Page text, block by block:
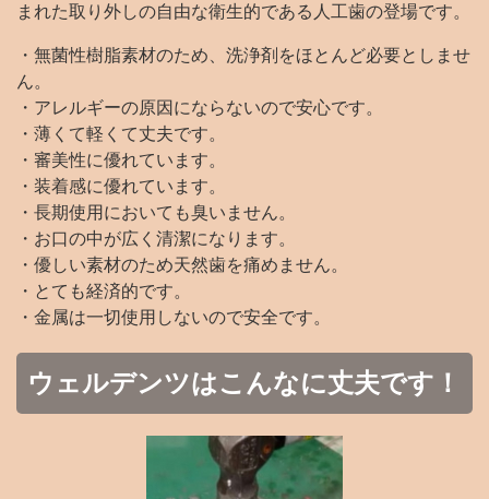
まれた取り外しの自由な衛生的である人工歯の登場です。
・無菌性樹脂素材のため、洗浄剤をほとんど必要としませ
ん。
・アレルギーの原因にならないので安心です。
・薄くて軽くて丈夫です。
・審美性に優れています。
・装着感に優れています。
・長期使用においても臭いません。
・お口の中が広く清潔になります。
・優しい素材のため天然歯を痛めません。
・とても経済的です。
・金属は一切使用しないので安全です。
ウェルデンツはこんなに丈夫です！